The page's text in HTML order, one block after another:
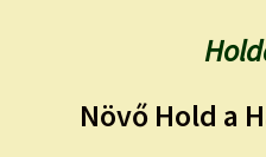
Növő Hold a